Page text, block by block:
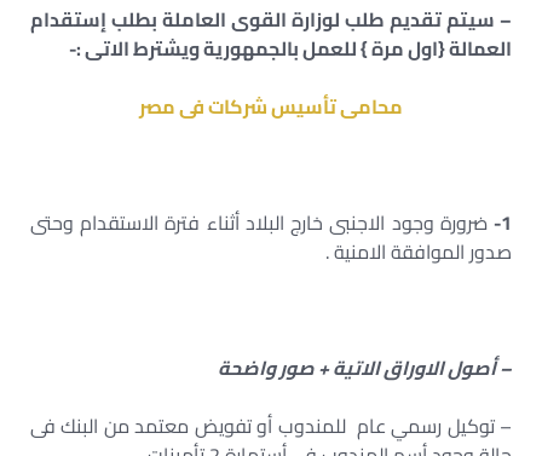
– سيتم تقديم طلب لوزارة القوى العاملة بطلب إستقدام
العمالة {اول مرة } للعمل بالجمهورية ويشترط الاتى :-
محامى تأسيس شركات فى مصر
1- ضرورة وجود الاجنبى خارج البلاد أثناء فترة الاستقدام وحتى
صدور الموافقة الامنية .
– أصول الاوراق الاتية + صور واضحة
– توكيل رسمي عام للمندوب أو تفويض معتمد من البنك فى